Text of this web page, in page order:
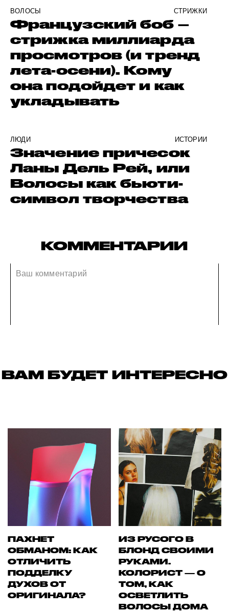
ВОЛОСЫ СТРИЖКИ
Французский боб –
стрижка миллиарда
просмотров (и тренд
лета-осени). Кому
она подойдет и как
укладывать
ЛЮДИ ИСТОРИИ
Значение причесок
Ланы Дель Рей, или
Волосы как бьюти-
символ творчества
КОММЕНТАРИИ
ВАМ БУДЕТ ИНТЕРЕСНО
ПАХНЕТ
ОБМАНОМ: КАК
ОТЛИЧИТЬ
ПОДДЕЛКУ
ДУХОВ ОТ
ОРИГИНАЛА?
ИЗ РУСОГО В
БЛОНД СВОИМИ
РУКАМИ.
КОЛОРИСТ — О
ТОМ, КАК
ОСВЕТЛИТЬ
ВОЛОСЫ ДОМА